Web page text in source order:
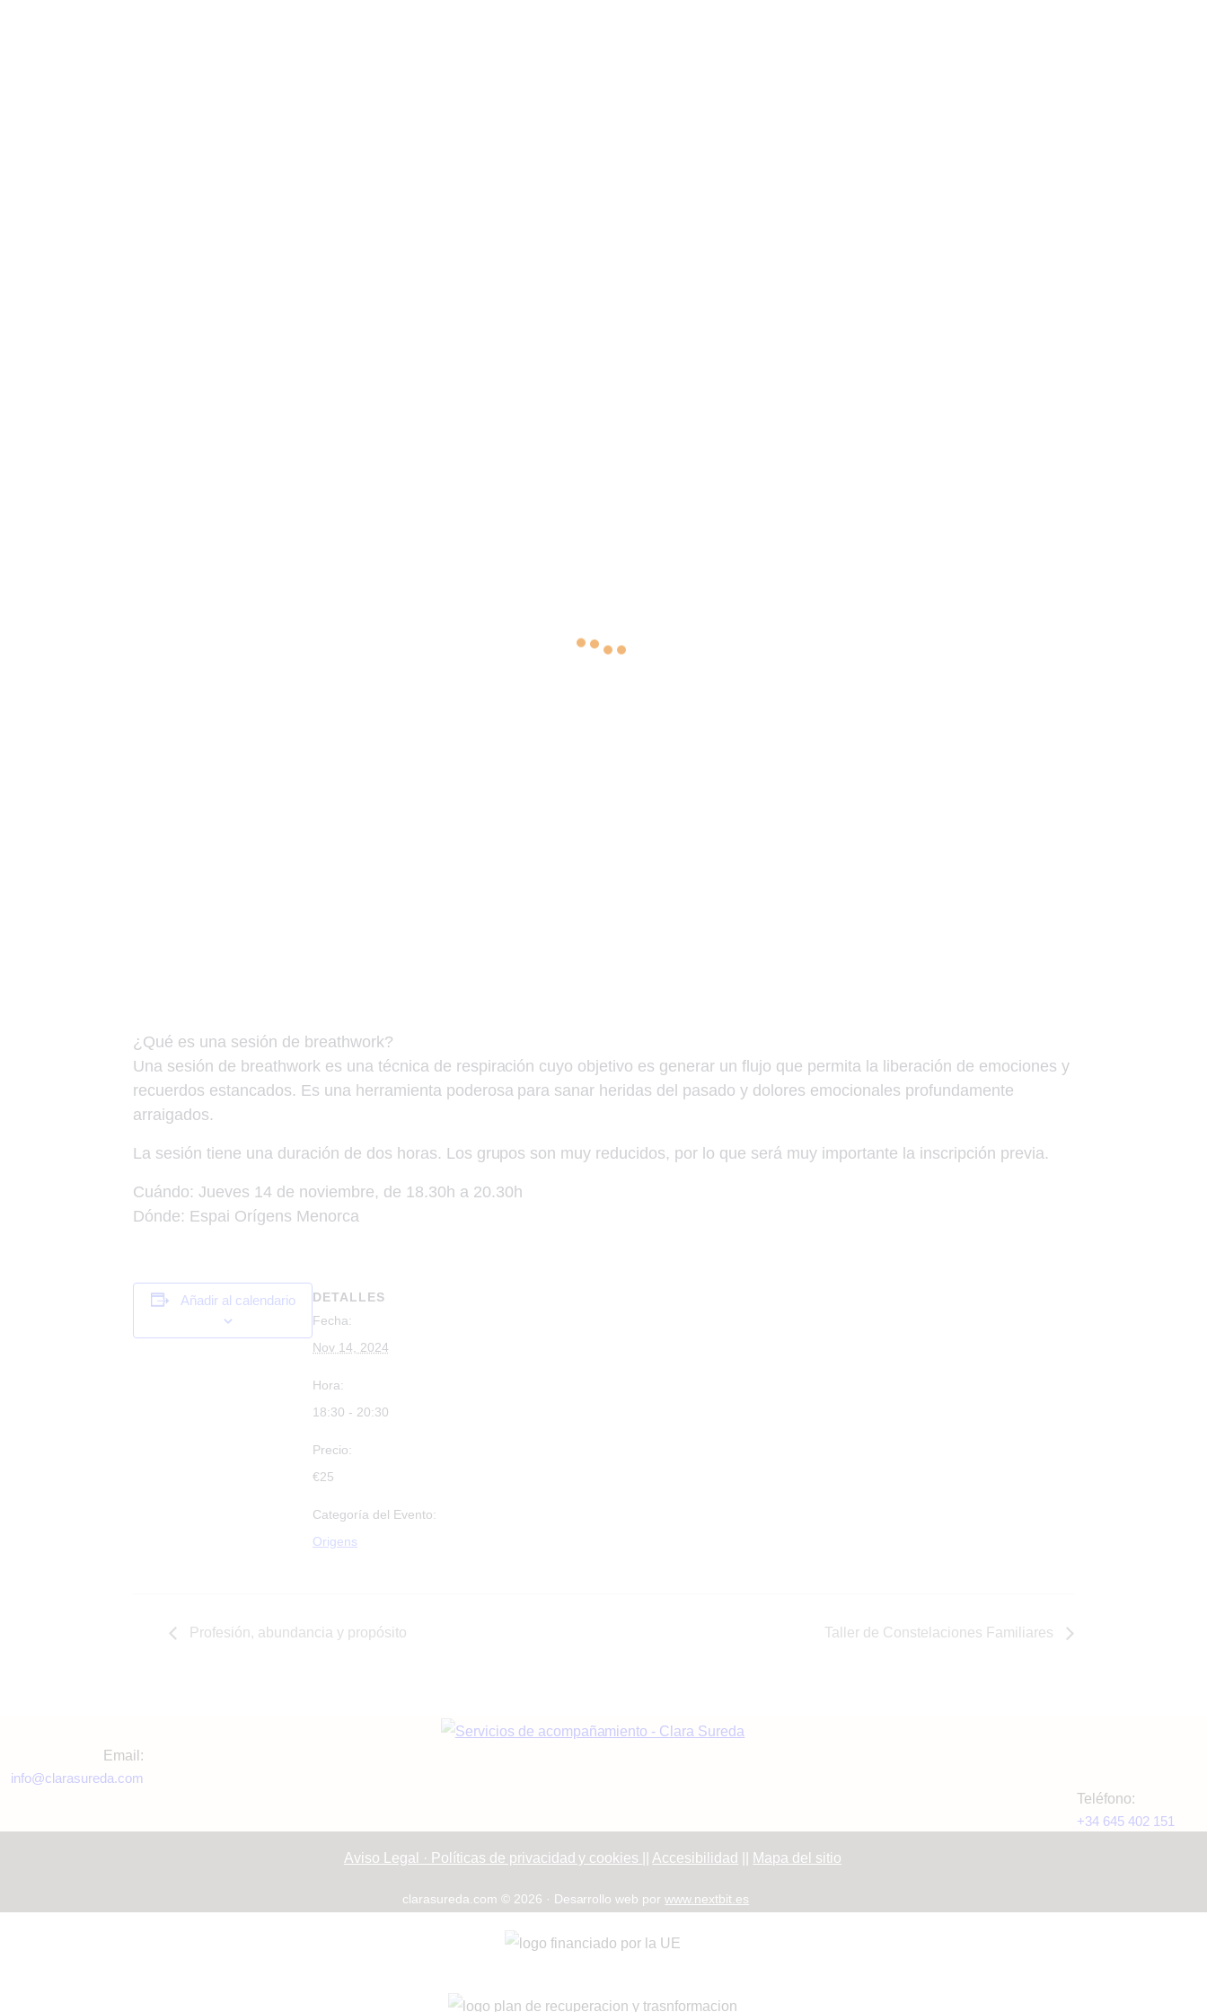
¿Qué es una sesión de breathwork?
Una sesión de breathwork es una técnica de respiración cuyo objetivo es generar un flujo que permita la liberación de emociones y
recuerdos estancados. Es una herramienta poderosa para sanar heridas del pasado y dolores emocionales profundamente
arraigados.
La sesión tiene una duración de dos horas. Los grupos son muy reducidos, por lo que será muy importante la inscripción previa.
Cuándo: Jueves 14 de noviembre, de 18.30h a 20.30h
Dónde: Espai Orígens Menorca
Añadir al calendario
DETALLES
Fecha:
Nov 14, 2024
Hora:
18:30 - 20:30
Precio:
€25
Categoría del Evento:
Origens
Profesión, abundancia y propósito Taller de Constelaciones Familiares
Email:
info@clarasureda.com
Teléfono:
+34 645 402 151
Aviso Legal · Políticas de privacidad y cookies Accesibilidad Mapa del sitio
clarasureda.com © 2026 · Desarrollo web porwww.nextbit.es